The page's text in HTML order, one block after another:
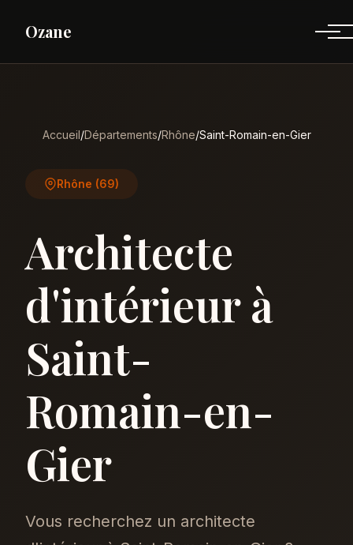
Ozane
Accueil/Départements/Rhône/Saint-Romain-en-Gier
Rhône (69)
Architecte
d'intérieur à
Saint-
Romain-en-
Gier
Vous recherchez un architecte